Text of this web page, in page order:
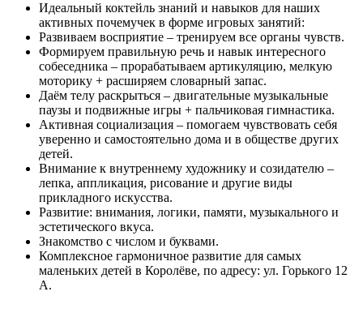
Идеальный коктейль знаний и навыков для наших
активных почемучек в форме игровых занятий:
Развиваем восприятие – тренируем все органы чувств.
Формируем правильную речь и навык интересного
собеседника – прорабатываем артикуляцию, мелкую
моторику + расширяем словарный запас.
Даём телу раскрыться – двигательные музыкальные
паузы и подвижные игры + пальчиковая гимнастика.
Активная социализация – помогаем чувствовать себя
уверенно и самостоятельно дома и в обществе других
детей.
Внимание к внутреннему художнику и созидателю –
лепка, аппликация, рисование и другие виды
прикладного искусства.
Развитие: внимания, логики, памяти, музыкального и
эстетического вкуса.
Знакомство с числом и буквами.
Комплексное гармоничное развитие для самых
маленьких детей в Королёве, по адресу: ул. Горького 12
А.